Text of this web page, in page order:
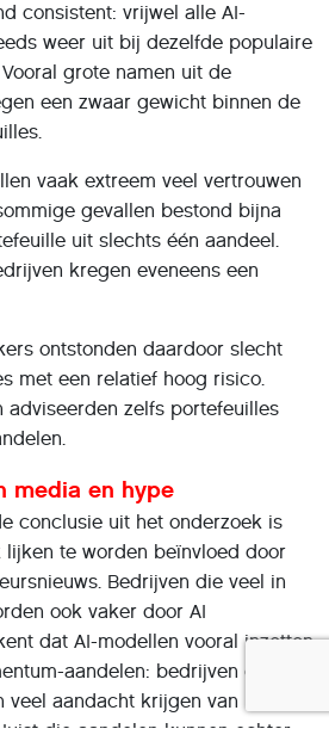
consistent: vrijwel alle AI-
weer uit bij dezelfde populaire
grote namen uit de
een zwaar gewicht binnen de
vaak extreem veel vertrouwen
gevallen bestond bijna
uit slechts één aandeel.
kregen eveneens een
ontstonden daardoor slecht
met een relatief hoog risico.
adviseerden zelfs portefeuilles
media en hype
conclusie uit het onderzoek is
lijken te worden beïnvloed door
Bedrijven die veel in
ook vaker door AI
dat AI-modellen vooral inzetten
aandelen: bedrijven die al
veel aandacht krijgen van